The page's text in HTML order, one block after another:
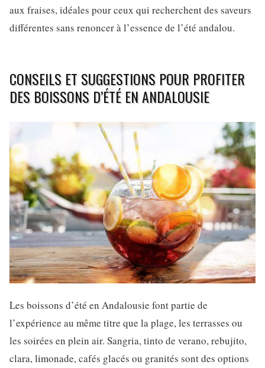
aux fraises, idéales pour ceux qui recherchent des saveurs
différentes sans renoncer à l’essence de l’été andalou.
CONSEILS ET SUGGESTIONS POUR PROFITER
DES BOISSONS D’ÉTÉ EN ANDALOUSIE
Les boissons d’été en Andalousie font partie de
l’expérience au même titre que la plage, les terrasses ou
les soirées en plein air. Sangria, tinto de verano, rebujito,
clara, limonade, cafés glacés ou granités sont des options